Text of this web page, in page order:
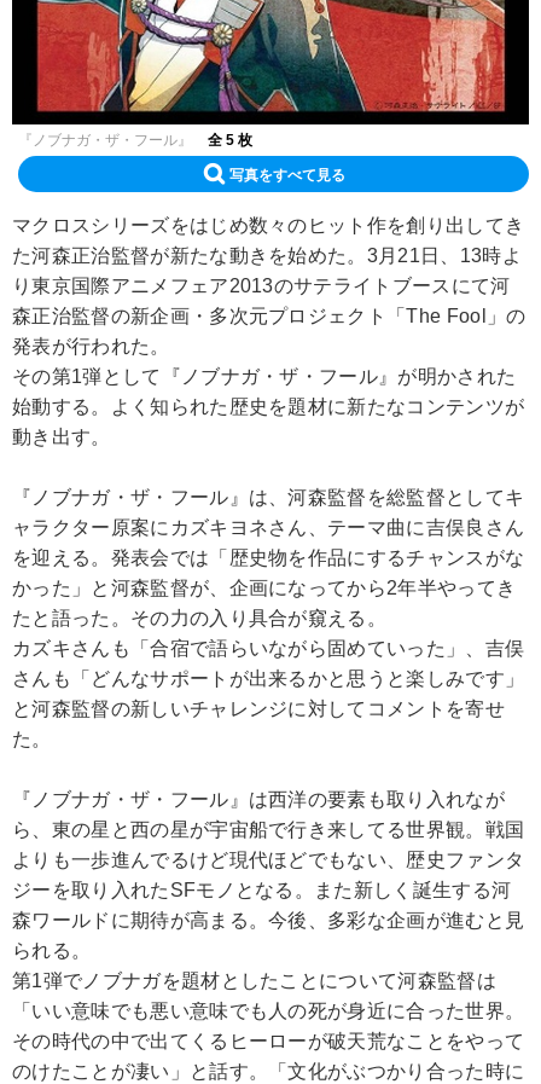
『ノブナガ・ザ・フール』 全 5 枚
写真をすべて見る
マクロスシリーズをはじめ数々のヒット作を創り出してき
た河森正治監督が新たな動きを始めた。3月21日、13時よ
り東京国際アニメフェア2013のサテライトブースにて河
森正治監督の新企画・多次元プロジェクト「The Fool」の
発表が行われた。
その第1弾として『ノブナガ・ザ・フール』が明かされた
始動する。よく知られた歴史を題材に新たなコンテンツが
動き出す。
『ノブナガ・ザ・フール』は、河森監督を総監督としてキ
ャラクター原案にカズキヨネさん、テーマ曲に吉俣良さん
を迎える。発表会では「歴史物を作品にするチャンスがな
かった」と河森監督が、企画になってから2年半やってき
たと語った。その力の入り具合が窺える。
カズキさんも「合宿で語らいながら固めていった」、吉俣
さんも「どんなサポートが出来るかと思うと楽しみです」
と河森監督の新しいチャレンジに対してコメントを寄せ
た。
『ノブナガ・ザ・フール』は西洋の要素も取り入れなが
ら、東の星と西の星が宇宙船で行き来してる世界観。戦国
よりも一歩進んでるけど現代ほどでもない、歴史ファンタ
ジーを取り入れたSFモノとなる。また新しく誕生する河
森ワールドに期待が高まる。今後、多彩な企画が進むと見
られる。
第1弾でノブナガを題材としたことについて河森監督は
「いい意味でも悪い意味でも人の死が身近に合った世界。
その時代の中で出てくるヒーローが破天荒なことをやって
のけたことが凄い」と話す。「文化がぶつかり合った時に